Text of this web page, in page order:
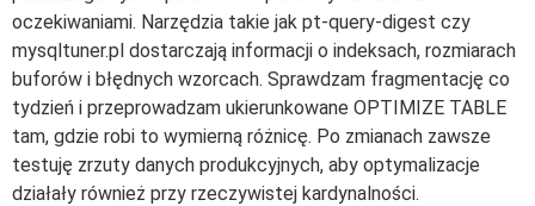
oczekiwaniami. Narzędzia takie jak pt-query-digest czy
mysqltuner.pl dostarczają informacji o indeksach, rozmiarach
buforów i błędnych wzorcach. Sprawdzam fragmentację co
tydzień i przeprowadzam ukierunkowane OPTIMIZE TABLE
tam, gdzie robi to wymierną różnicę. Po zmianach zawsze
testuję zrzuty danych produkcyjnych, aby optymalizacje
działały również przy rzeczywistej kardynalności.